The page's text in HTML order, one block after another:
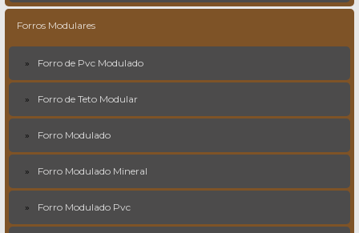
Forros Modulares
Forro de Pvc Modulado
Forro de Teto Modular
Forro Modulado
Forro Modulado Mineral
Forro Modulado Pvc